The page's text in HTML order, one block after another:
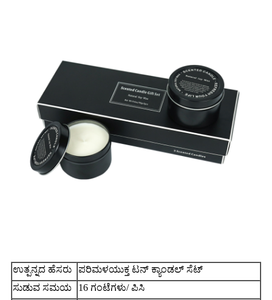
ಉತ್ಪನ್ನದ ಹೆಸರು
ಪರಿಮಳಯುಕ್ತ ಟನ್ ಕ್ಯಾಂಡಲ್ ಸೆಟ್
ಸುಡುವ ಸಮಯ
16 ಗಂಟೆಗಳು/ ಪಿಸಿ